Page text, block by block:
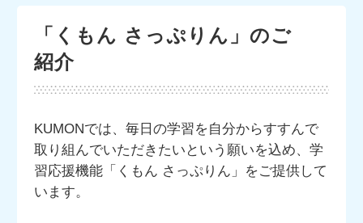
「くもん さっぷりん」のご
紹介
KUMONでは、毎日の学習を自分からすすんで
取り組んでいただきたいという願いを込め、学
習応援機能「くもん さっぷりん」をご提供して
います。